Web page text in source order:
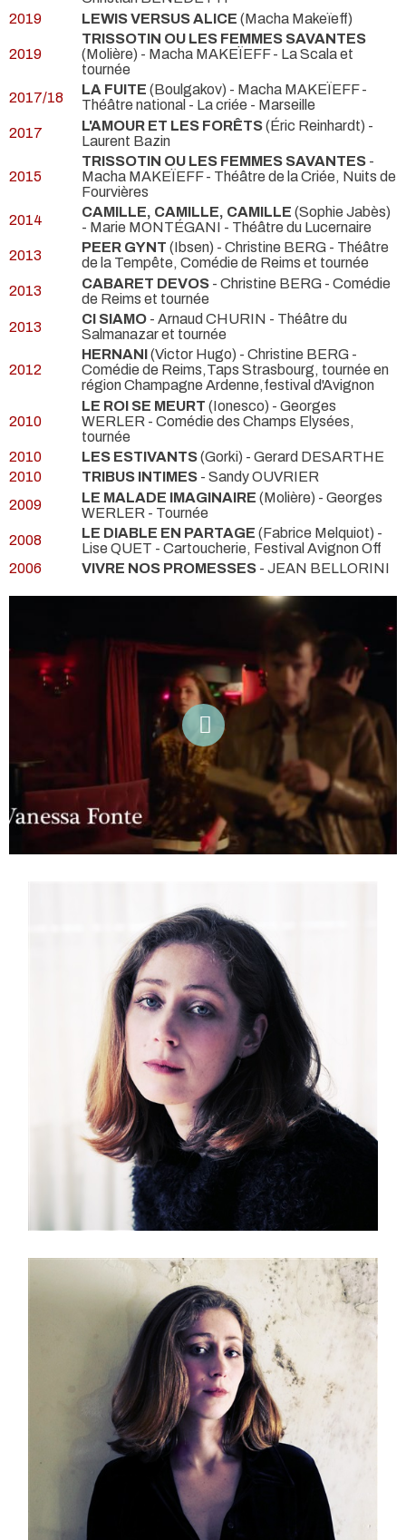
2019
LEWIS VERSUS ALICE (Macha Makeïeff)
2019
TRISSOTIN OU LES FEMMES SAVANTES
(Molière) - Macha MAKEÏEFF- La Scala et
tournée
2017/18
LA FUITE (Boulgakov) - Macha MAKEÏEFF-
Théâtre national - La criée - Marseille
2017
L'AMOUR ET LES FORÊTS(Éric Reinhardt) -
Laurent Bazin
2015
TRISSOTIN OU LES FEMMES SAVANTES -
Macha MAKEÏEFF- Théâtre de la Criée, Nuits de
Fourvières
2014
CAMILLE, CAMILLE, CAMILLE (Sophie Jabès)
- Marie MONTÉGANI - Théâtre du Lucernaire
2013
PEER GYNT (Ibsen) - Christine BERG - Théâtre
de la Tempête, Comédie de Reims et tournée
2013
CABARET DEVOS - Christine BERG - Comédie
de Reims et tournée
2013
CI SIAMO - Arnaud CHURIN - Théâtre du
Salmanazar et tournée
2012
HERNANI(Victor Hugo) - Christine BERG -
Comédie de Reims,Taps Strasbourg, tournée en
région Champagne Ardenne,festival d'Avignon
2010
LE ROI SE MEURT (Ionesco) - Georges
WERLER - Comédie des Champs Elysées,
tournée
2010
LES ESTIVANTS(Gorki) - Gerard DESARTHE
2010
TRIBUS INTIMES - Sandy OUVRIER
2009
LE MALADE IMAGINAIRE (Molière) - Georges
WERLER - Tournée
2008
LE DIABLE EN PARTAGE (Fabrice Melquiot) -
Lise QUET - Cartoucherie, Festival Avignon Off
2006
VIVRE NOS PROMESSES - JEAN BELLORINI